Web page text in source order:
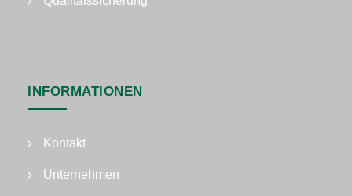
INFORMATIONEN
Kontakt
Unternehmen